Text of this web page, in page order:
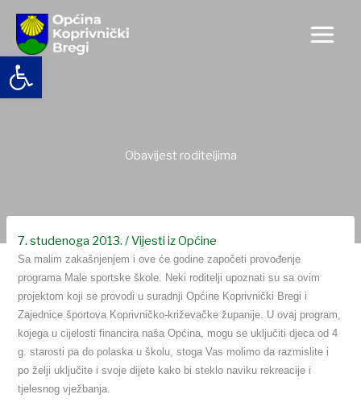
Open toolbar
content
Obavijest roditeljima
7. studenoga 2013./Vijesti iz Općine
Sa malim zakašnjenjem i ove će godine započeti provođenje
programa Male sportske škole. Neki roditelji upoznati su sa ovim
projektom koji se provodi u suradnji Općine Koprivnički Bregi i
Zajednice športova Koprivničko-križevačke županije. U ovaj program,
kojega u cijelosti financira naša Općina, mogu se uključiti djeca od 4
g. starosti pa do polaska u školu, stoga Vas molimo da razmislite i
po želji uključite i svoje dijete kako bi steklo naviku rekreacije i
tjelesnog vježbanja.